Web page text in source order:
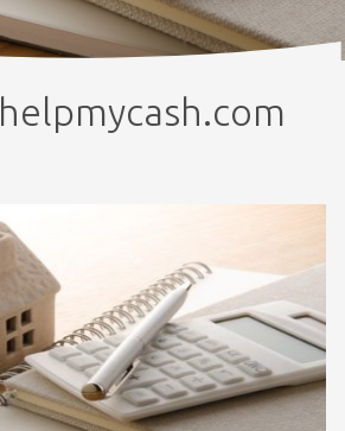
helpmycash.com